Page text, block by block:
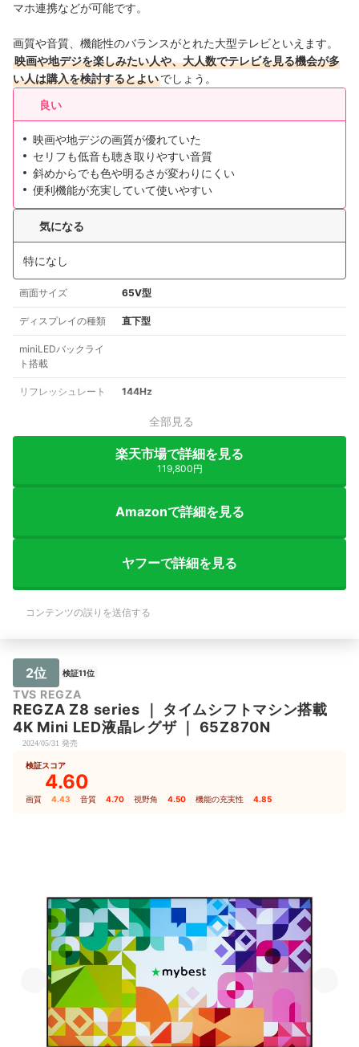
マホ連携などが可能です。
画質や音質、機能性のバランスがとれた大型テレビといえます。
映画や地デジを楽しみたい人や、大人数でテレビを見る機会が多
い人は購入を検討するとよいでしょう。
良い
映画や地デジの画質が優れていた
セリフも低音も聴き取りやすい音質
斜めからでも色や明るさが変わりにくい
便利機能が充実していて使いやすい
気になる
特になし
画面サイズ 65V型
ディスプレイの種類 直下型
miniLEDバックライ
ト搭載
リフレッシュレート 144Hz
全部見る
楽天市場で詳細を見る
119,800円
Amazonで詳細を見る
ヤフーで詳細を見る
コンテンツの誤りを送信する
2位 検証11位
TVS REGZA
REGZA Z8 series
タイムシフトマシン搭載
4K Mini LED液晶レグザ｜ 65Z870N
2024/05/31 発売
検証スコア
4.60
画質 4.43 音質 4.70 視野角 4.50 機能の充実性 4.85